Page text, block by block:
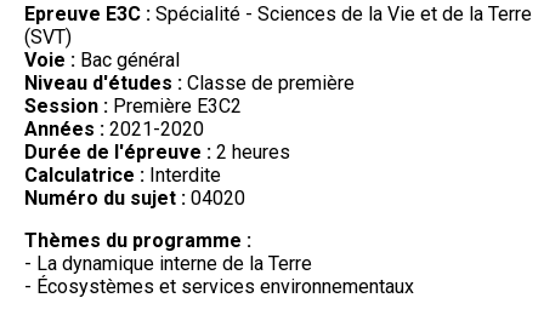
Epreuve E3C : Spécialité - Sciences de la Vie et de la Terre
(SVT)
Voie : Bac général
Niveau d'études : Classe de première
Session : Première E3C2
Années : 2021-2020
Durée de l'épreuve : 2 heures
Calculatrice : Interdite
Numéro du sujet : 04020
Thèmes du programme :
- La dynamique interne de la Terre
- Écosystèmes et services environnementaux